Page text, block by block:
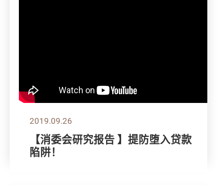
2019.09.26
【消委会研究报告 】提防堕入贷款
陷阱！